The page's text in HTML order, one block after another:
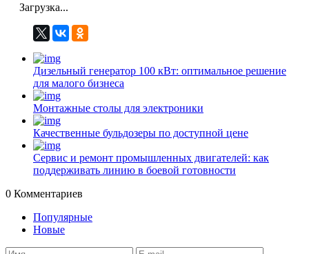
Загрузка...
Дизельный генератор 100 кВт: оптимальное решение
для малого бизнеса
Монтажные столы для электроники
Качественные бульдозеры по доступной цене
Сервис и ремонт промышленных двигателей: как
поддерживать линию в боевой готовности
0 Комментариев
Популярные
Новые